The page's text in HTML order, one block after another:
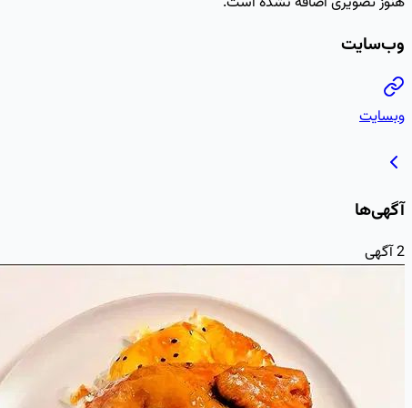
وب‌سایت
وبسایت
آگهی‌ها
2آگهی